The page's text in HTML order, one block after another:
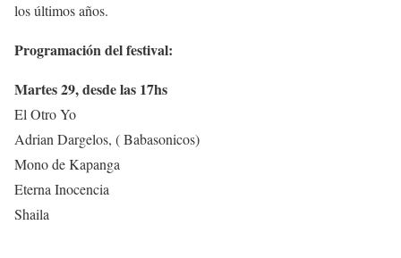
los últimos años.
Programación del festival:
Martes 29, desde las 17hs
El Otro Yo
Adrian Dargelos, ( Babasonicos)
Mono de Kapanga
Eterna Inocencia
Shaila